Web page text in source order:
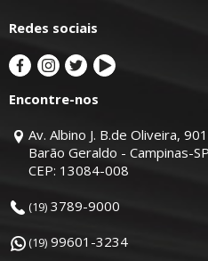
Redes sociais
Encontre-nos
Av. Albino J. B.de Oliveira, 901
Barão Geraldo - Campinas-SP
CEP: 13084-008
(19) 3789-9000
(19) 99601-3234